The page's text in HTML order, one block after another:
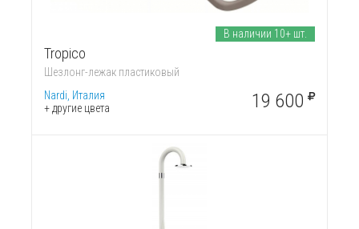
Tropico
Шезлонг-лежак пластиковый
Nardi, Италия
+ другие цвета
В наличии 10+ шт.
19 600